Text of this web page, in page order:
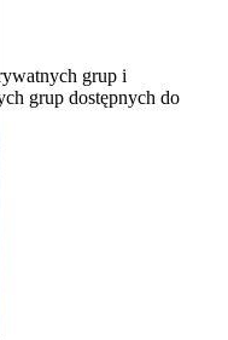
grup i
grup dostępnych do